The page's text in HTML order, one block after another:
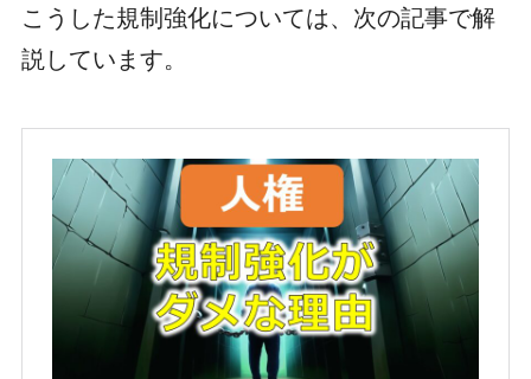
こうした規制強化については、次の記事で解
説しています。